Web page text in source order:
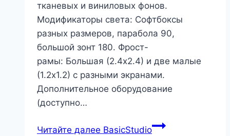
тканевых и виниловых фонов.
Модификаторы света: Софтбоксы
разных размеров, парабола 90,
большой зонт 180. Фрост-
рамы: Большая (2.4х2.4) и две малые
(1.2х1.2) с разными экранами.
Дополнительное оборудование
(доступно…
Читайте далее BasicStudio